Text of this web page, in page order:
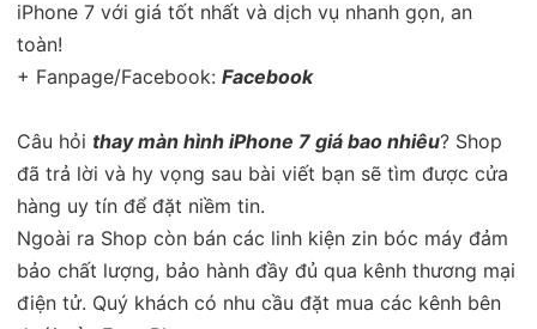
iPhone 7 với giá tốt nhất và dịch vụ nhanh gọn, an
toàn!
+ Fanpage/Facebook: Facebook
Câu hỏi thay màn hình iPhone 7 giá bao nhiêu? Shop
đã trả lời và hy vọng sau bài viết bạn sẽ tìm được cửa
hàng uy tín để đặt niềm tin.
Ngoài ra Shop còn bán các linh kiện zin bóc máy đảm
bảo chất lượng, bảo hành đầy đủ qua kênh thương mại
điện tử. Quý khách có nhu cầu đặt mua các kênh bên